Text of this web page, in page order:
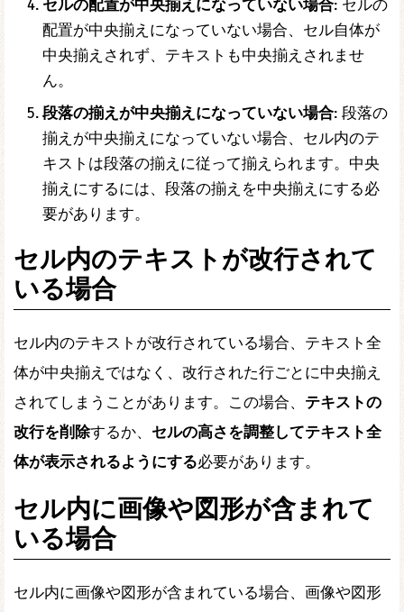
セルの配置が中央揃えになっていない場合: セルの
配置が中央揃えになっていない場合、セル自体が
中央揃えされず、テキストも中央揃えされませ
ん。
段落の揃えが中央揃えになっていない場合: 段落の
揃えが中央揃えになっていない場合、セル内のテ
キストは段落の揃えに従って揃えられます。中央
揃えにするには、段落の揃えを中央揃えにする必
要があります。
セル内のテキストが改行されて
いる場合
セル内のテキストが改行されている場合、テキスト全
体が中央揃えではなく、改行された行ごとに中央揃え
されてしまうことがあります。この場合、 テキストの
改行を削除するか、 セルの高さを調整してテキスト全
体が表示されるようにする必要があります。
セル内に画像や図形が含まれて
いる場合
セル内に画像や図形が含まれている場合、画像や図形